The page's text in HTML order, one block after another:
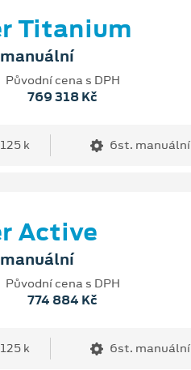
Titanium
Původní cena s DPH
769 318 Kč
k 6st. manuální
Active
Původní cena s DPH
774 884 Kč
k 6st. manuální